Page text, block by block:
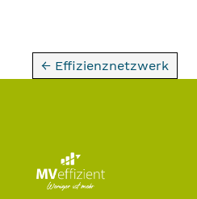
← Effizienznetzwerk